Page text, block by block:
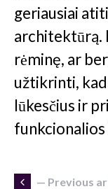
geriausiai
architektūrą.
rėminę, ar
užtikrinti,
lūkesčius ir
— Previous